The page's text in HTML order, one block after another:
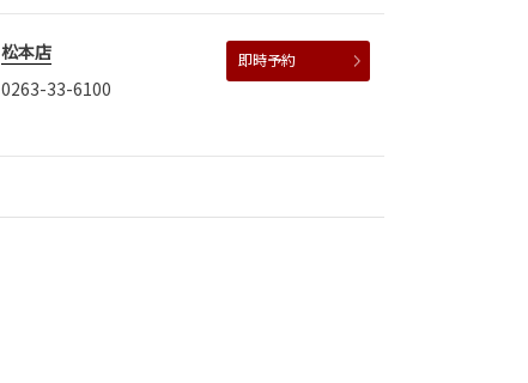
松本店
0263-33-6100
即時予約